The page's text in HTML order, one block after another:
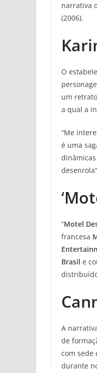
narrativa
(2006).
O
um
a qual a
“Me
é uma
‘
“Motel
francesa
Brasil e
A
de
com sede
durante